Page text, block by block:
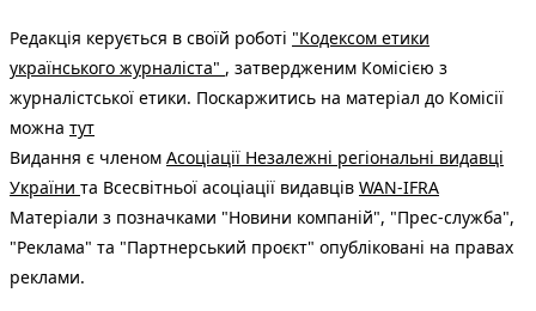
Редакція керується в своїй роботі "Кодексом етики
українського журналіста" , затвердженим Комісією з
журналістської етики. Поскаржитись на матеріал до Комісії
можна тут
Видання є членом Асоціації Незалежні регіональні видавці
України та Всесвітньої асоціації видавців WAN-IFRA
Матеріали з позначками "Новини компаній", "Прес-служба",
"Реклама" та "Партнерський проєкт" опубліковані на правах
реклами.